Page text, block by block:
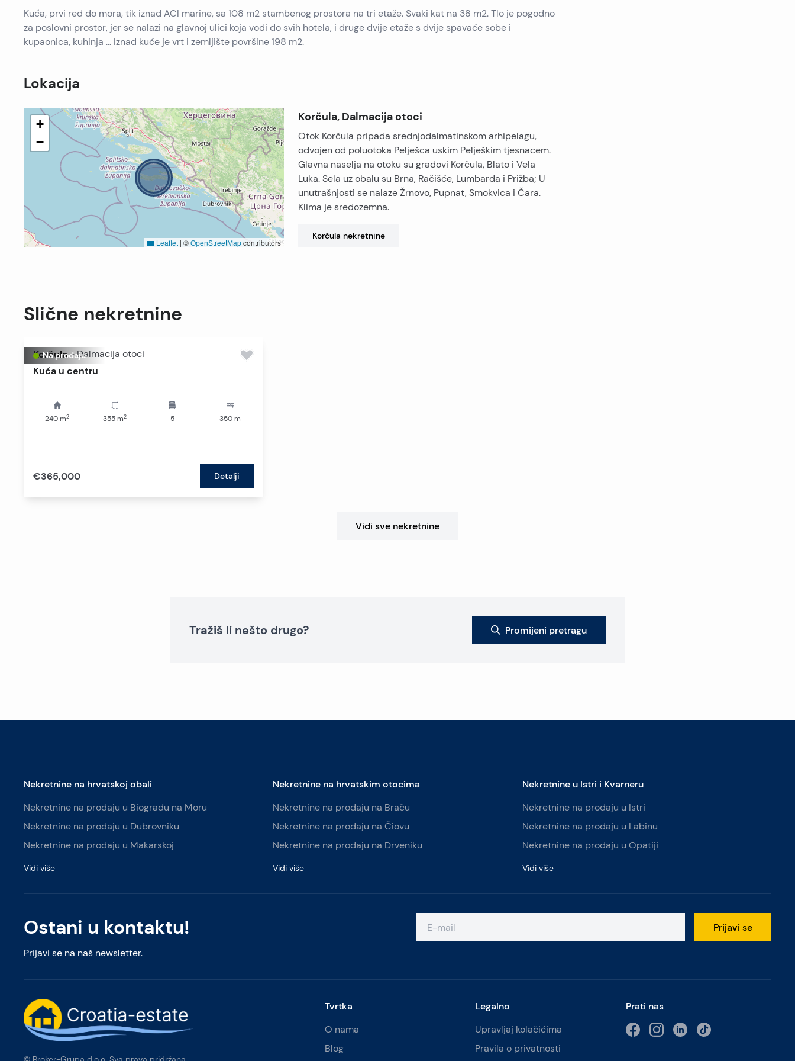
Kuća, prvi red do mora, tik iznad ACI marine, sa 108 m2 stambenog prostora na tri etaže. Svaki kat na 38 m2. Tlo je pogodno
za poslovni prostor, jer se nalazi na glavnoj ulici koja vodi do svih hotela, i druge dvije etaže s dvije spavaće sobe i
kupaonica, kuhinja … Iznad kuće je vrt i zemljište površine 198 m2.
Lokacija
+
−
Leaflet | ©OpenStreetMapcontributors
Korčula, Dalmacija otoci
Otok Korčula pripada srednjodalmatinskom arhipelagu,
odvojen od poluotoka Pelješca uskim Pelješkim tjesnacem.
Glavna naselja na otoku su gradovi Korčula, Blato i Vela
Luka. Sela uz obalu su Brna, Račišće, Lumbarda i Prižba; U
unutrašnjosti se nalaze Žrnovo, Pupnat, Smokvica i Čara.
Klima je sredozemna.
Korčula nekretnine
Slične nekretnine
Na prodaju
Korčula - Dalmacija otoci
Kuća u centru
240 m2 355m2 5 350m
€365,000 Detalji
Vidi sve nekretnine
Tražiš li nešto drugo? Promijeni pretragu
Ostani u kontaktu!
Prijavi se na naš newsletter.
Prijavi se
Nekretnine na hrvatskoj obali
Nekretnine na prodaju u Biogradu na Moru
Nekretnine na prodaju u Dubrovniku
Nekretnine na prodaju u Makarskoj
Vidi više
Nekretnine na hrvatskim otocima
Nekretnine na prodaju na Braču
Nekretnine na prodaju na Čiovu
Nekretnine na prodaju na Drveniku
Vidi više
Nekretnine u Istri i Kvarneru
Nekretnine na prodaju u Istri
Nekretnine na prodaju u Labinu
Nekretnine na prodaju u Opatiji
Vidi više
Tvrtka
O nama
Blog
Legalno
Upravljaj kolačićima
Pravila o privatnosti
Prati nas